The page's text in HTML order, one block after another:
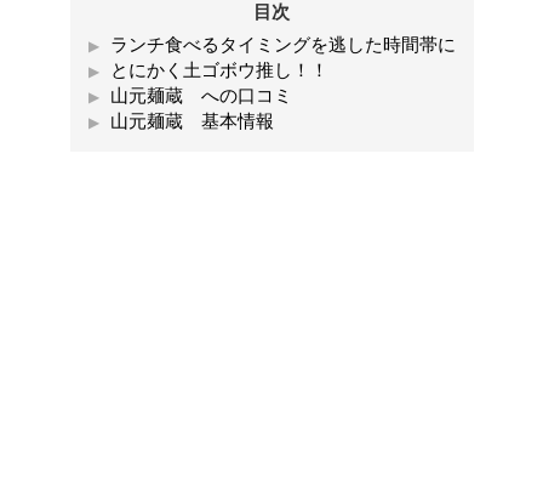
目次
ランチ食べるタイミングを逃した時間帯に
とにかく土ゴボウ推し！！
山元麺蔵 への口コミ
山元麺蔵 基本情報